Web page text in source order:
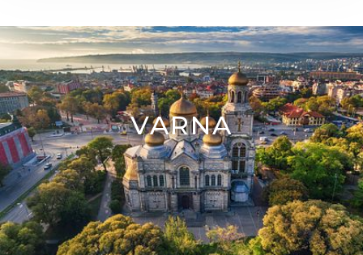
VARNA